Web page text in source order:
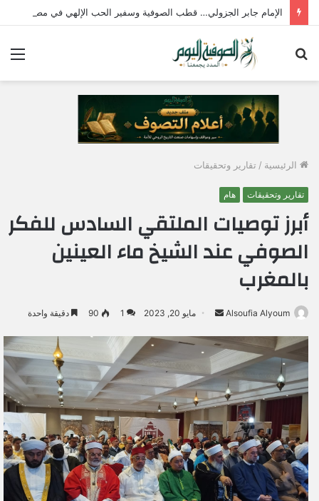
الإمام جابر الجزولي… قطب الصوفية وسفير الحب الإلهي في مصر
الرئيسية / تقارير وتحقيقات
تقارير وتحقيقات هام
أبرز توصيات الملتقي السادس للفكر
الصوفي عند الشيخ ماء العينين
بالمغرب
Alsoufia Alyoum
س
ب
ر
د
ا
إ
مايو 20, 2023 1
90 دقيقة واحدة